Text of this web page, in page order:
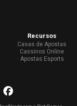
Recursos
Casas de Apostas
Cassinos Online
Apostas Esports